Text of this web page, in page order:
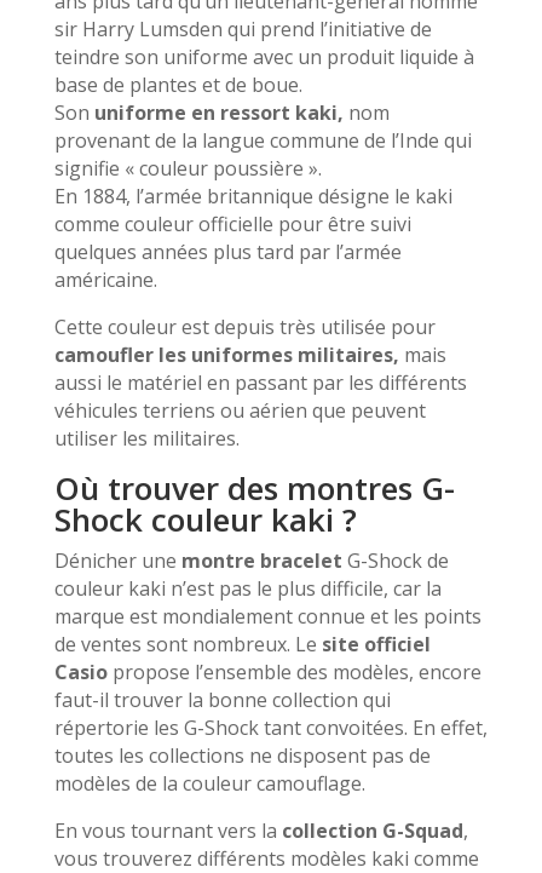
sir Harry Lumsden qui prend l’initiative de
teindre son uniforme avec un produit liquide à
base de plantes et de boue.
Son uniforme en ressort kaki, nom
provenant de la langue commune de l’Inde qui
signifie « couleur poussière ».
En 1884, l’armée britannique désigne le kaki
comme couleur officielle pour être suivi
quelques années plus tard par l’armée
américaine.
Cette couleur est depuis très utilisée pour
camoufler les uniformes militaires, mais
aussi le matériel en passant par les différents
véhicules terriens ou aérien que peuvent
utiliser les militaires.
Où trouver des montres G-
Shock couleur kaki ?
Dénicher une montre bracelet G-Shock de
couleur kaki n’est pas le plus difficile, car la
marque est mondialement connue et les points
de ventes sont nombreux. Le site officiel
Casiopropose l’ensemble des modèles, encore
faut-il trouver la bonne collection qui
répertorie les G-Shock tant convoitées. En effet,
toutes les collections ne disposent pas de
modèles de la couleur camouflage.
En vous tournant vers la collection G-Squad,
vous trouverez différents modèles kaki comme